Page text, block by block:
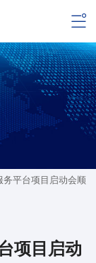
平台项目启动会顺
项目启动